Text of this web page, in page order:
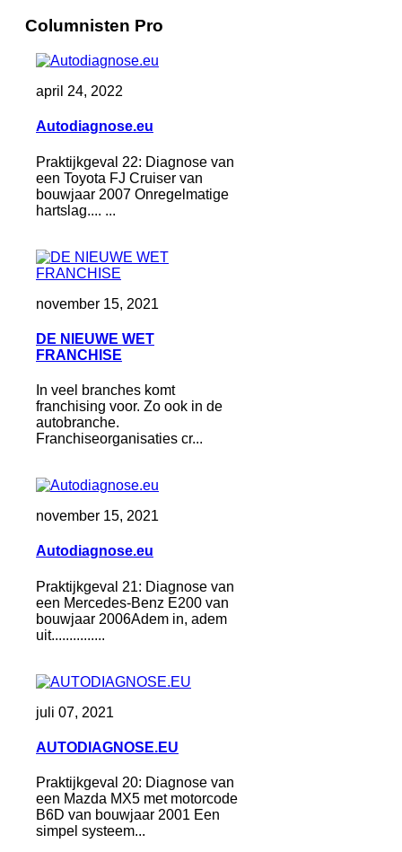
Columnisten Pro
april 24, 2022
Autodiagnose.eu
Praktijkgeval 22: Diagnose van
een Toyota FJ Cruiser van
bouwjaar 2007 Onregelmatige
hartslag.... ...
november 15, 2021
DE NIEUWE WET
FRANCHISE
In veel branches komt
franchising voor. Zo ook in de
autobranche.
Franchiseorganisaties cr...
november 15, 2021
Autodiagnose.eu
Praktijkgeval 21: Diagnose van
een Mercedes-Benz E200 van
bouwjaar 2006Adem in, adem
uit...............
juli 07, 2021
AUTODIAGNOSE.EU
Praktijkgeval 20: Diagnose van
een Mazda MX5 met motorcode
B6D van bouwjaar 2001 Een
simpel systeem...